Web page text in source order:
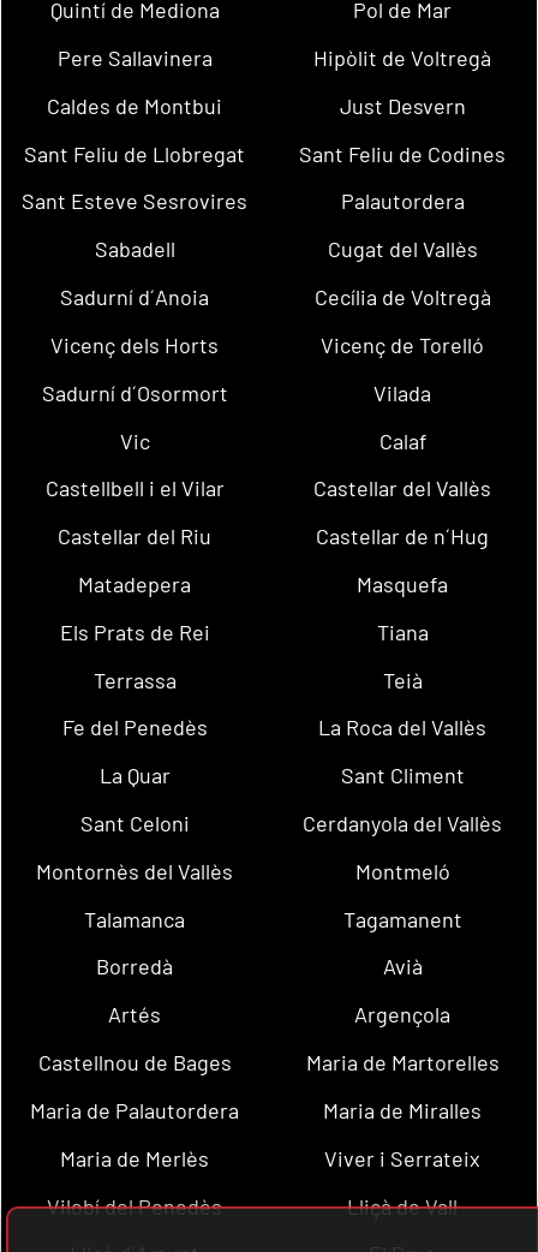
Quintí de Mediona
Pol de Mar
Pere Sallavinera
Hipòlit de Voltregà
Caldes de Montbui
Just Desvern
Sant Feliu de Llobregat
Sant Feliu de Codines
Sant Esteve Sesrovires
Palautordera
Sabadell
Cugat del Vallès
Sadurní d´Anoia
Cecília de Voltregà
Vicenç dels Horts
Vicenç de Torelló
Sadurní d´Osormort
Vilada
Vic
Calaf
Castellbell i el Vilar
Castellar del Vallès
Castellar del Riu
Castellar de n´Hug
Matadepera
Masquefa
Els Prats de Rei
Tiana
Terrassa
Teià
Fe del Penedès
La Roca del Vallès
La Quar
Sant Climent
Sant Celoni
Cerdanyola del Vallès
Montornès del Vallès
Montmeló
Talamanca
Tagamanent
Borredà
Avià
Artés
Argençola
Castellnou de Bages
Maria de Martorelles
Maria de Palautordera
Maria de Miralles
Maria de Merlès
Viver i Serrateix
Vilobí del Penedès
Lliçà de Vall